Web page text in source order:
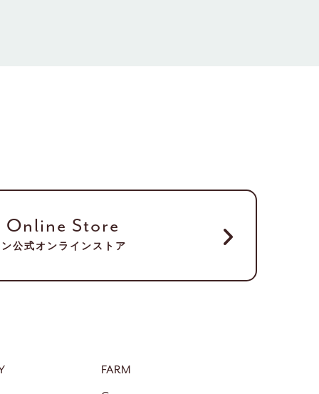
Store
公式オンラインストア
FARM